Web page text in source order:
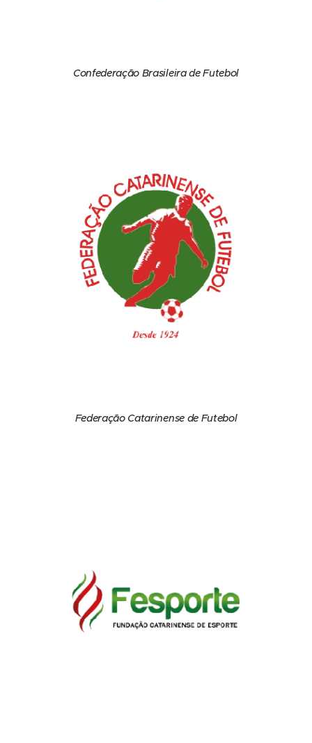
Confederação Brasileira de Futebol
Federação Catarinense de Futebol